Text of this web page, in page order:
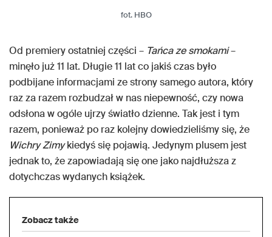
fot. HBO
Od premiery ostatniej części – Tańca ze smokami–
minęło już 11 lat. Długie 11 lat co jakiś czas było
podbijane informacjami ze strony samego autora, który
raz za razem rozbudzał w nas niepewność, czy nowa
odsłona w ogóle ujrzy światło dzienne. Tak jest i tym
razem, ponieważ po raz kolejny dowiedzieliśmy się, że
Wichry Zimykiedyś się pojawią. Jedynym plusem jest
jednak to, że zapowiadają się one jako najdłuższa z
dotychczas wydanych książek.
Zobacz także